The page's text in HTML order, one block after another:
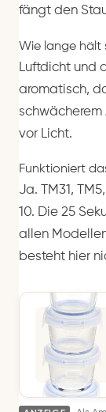
fängt den
Wie lange hält
Luftdicht und
aromatisch,
vor Licht.
Funktioniert
Ja. TM31,
10. Die 25
allen
besteht hier